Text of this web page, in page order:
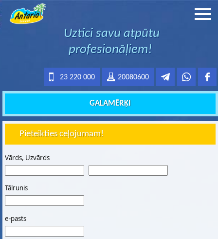
Uztici savu atpūtu
profesionāļiem!
20080600
23 220 000
GALAMĒRĶI
Pieteikties ceļojumam!
Vārds, Uzvārds
Tālrunis
e-pasts